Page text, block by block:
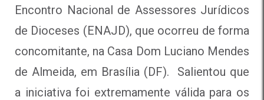
Encontro Nacional de Assessores Jurídicos
de Dioceses (ENAJD), que ocorreu de forma
concomitante, na Casa Dom Luciano Mendes
de Almeida, em Brasília (DF). Salientou que
a iniciativa foi extremamente válida para os